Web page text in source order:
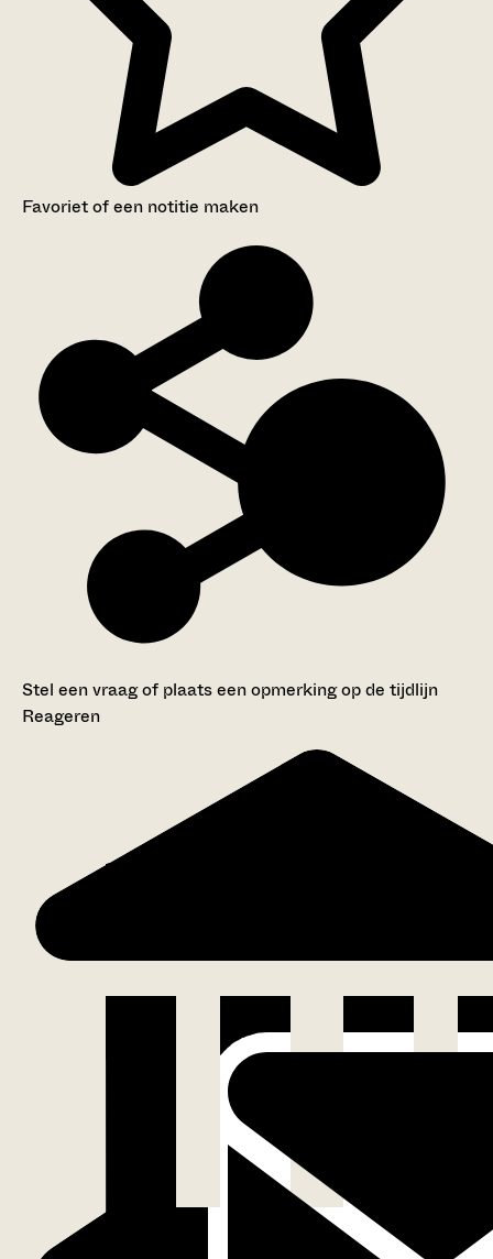
Favoriet of een notitie maken
Stel een vraag of plaats een opmerking op de tijdlijn
Reageren